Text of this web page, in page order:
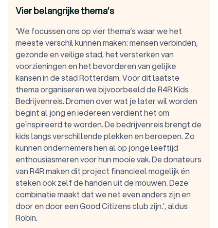
Vier belangrijke thema’s
‘We focussen ons op vier thema’s waar we het
meeste verschil kunnen maken: mensen verbinden,
gezonde en veilige stad, het versterken van
voorzieningen en het bevorderen van gelijke
kansen in de stad Rotterdam. Voor dit laatste
thema organiseren we bijvoorbeeld de R4R Kids
Bedrijvenreis. Dromen over wat je later wil worden
begint al jong en iedereen verdient het om
geïnspireerd te worden. De bedrijvenreis brengt de
kids langs verschillende plekken en beroepen. Zo
kunnen ondernemers hen al op jonge leeftijd
enthousiasmeren voor hun mooie vak. De donateurs
van R4R maken dit project financieel mogelijk én
steken ook zelf de handen uit de mouwen. Deze
combinatie maakt dat we net even anders zijn en
door en door een Good Citizens club zijn.’, aldus
Robin.